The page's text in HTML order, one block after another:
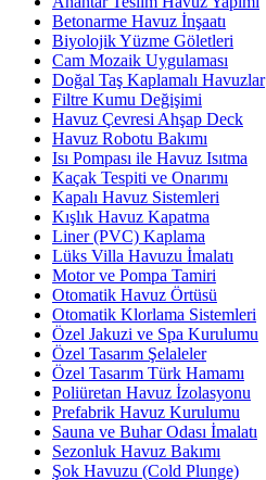
Betonarme Havuz İnşaatı
Biyolojik Yüzme Göletleri
Cam Mozaik Uygulaması
Doğal Taş Kaplamalı Havuzlar
Filtre Kumu Değişimi
Havuz Çevresi Ahşap Deck
Havuz Robotu Bakımı
Isı Pompası ile Havuz Isıtma
Kaçak Tespiti ve Onarımı
Kapalı Havuz Sistemleri
Kışlık Havuz Kapatma
Liner (PVC) Kaplama
Lüks Villa Havuzu İmalatı
Motor ve Pompa Tamiri
Otomatik Havuz Örtüsü
Otomatik Klorlama Sistemleri
Özel Jakuzi ve Spa Kurulumu
Özel Tasarım Şelaleler
Özel Tasarım Türk Hamamı
Poliüretan Havuz İzolasyonu
Prefabrik Havuz Kurulumu
Sauna ve Buhar Odası İmalatı
Sezonluk Havuz Bakımı
Şok Havuzu (Cold Plunge)